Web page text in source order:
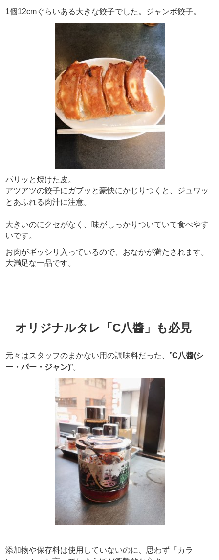
1個12cmぐらいある大きな餃子でした。ジャンボ餃子。
パリッと焼けた皮。
アツアツの餃子にガブッと豪快にかじりつくと、ジュワッ
とあふれる肉汁に注意。
大きいのにクセがなく、味がしっかりついていて食べやす
いです。
お肉がギッシリ入っているので、おなかが満たされます。
大満足な一品です。
オリジナルタレ「C八醬」も必見
元々はスタッフのまかない用の調味料だった、”C八醬(シ
ー・パー・ジャン)”。
添加物や保存料は使用していないのに、思わず「カラ